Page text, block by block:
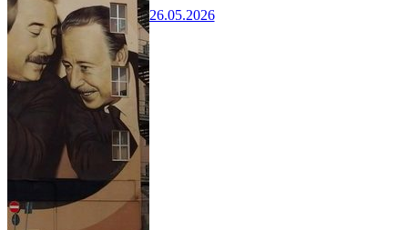
26.05.2026